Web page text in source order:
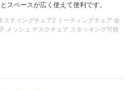
スペースが広く使えて便利です。
スティングチェア2 ミーティングチェア 会
メッシュ デスクチェア スタッキング可能